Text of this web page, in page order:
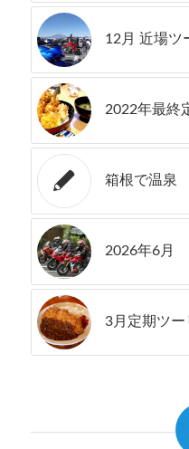
12月 近場ツ
2022年最終
箱根で温泉
2026年6月
3月定期ツー